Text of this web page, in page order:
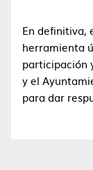
En definitiva,
herramienta
participación
y el
para dar